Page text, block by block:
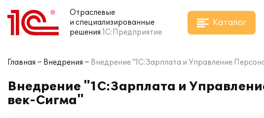
Отраслевые
и специализированные
решения 1С:Предприятие
Каталог
Главная Внедрения Внедрение "1С:Зарплата и Управление
Внедрение "1С:Зарплата и
век-Сигма"